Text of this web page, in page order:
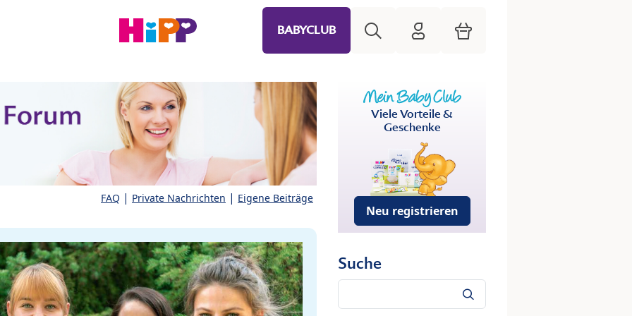
BABYCLUB HiPP Mein Babyclub
Warenkorb
FAQ | Private Nachrichten | Eigene Beiträge
Viele Vorteile &
Geschenke
Neu registrieren
Suche